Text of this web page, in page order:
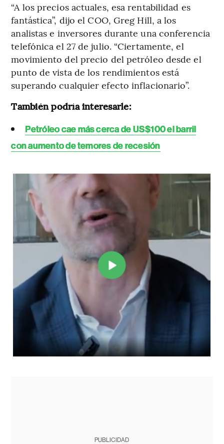
“A los precios actuales, esa rentabilidad es
fantástica”, dijo el COO, Greg Hill, a los
analistas e inversores durante una conferencia
telefónica el 27 de julio. “Ciertamente, el
movimiento del precio del petróleo desde el
punto de vista de los rendimientos está
superando cualquier efecto inflacionario”.
También podría interesarle:
Petróleo cae más cerca de US$100 el barril
con aumento de temores de recesión
PUBLICIDAD